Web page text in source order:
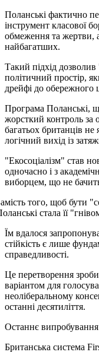
Поланські фактично
інструмент класової
обмеження та жертви,
найбагатших.
Такий підхід
політичний простір,
дрейфі до обережного
Програма Поланські,
жорсткий контроль за
багатьох британців не
логічний вихід із
"Екосоціалізм" став
одночасно і з
виборцем, що не
того, щоб бути
стала її
Їм вдалося
стійкість є лише
справедливості.
Це перетворення
варіантом для
неоліберальному
останні десятиліття.
Останнє випробування
Британська система